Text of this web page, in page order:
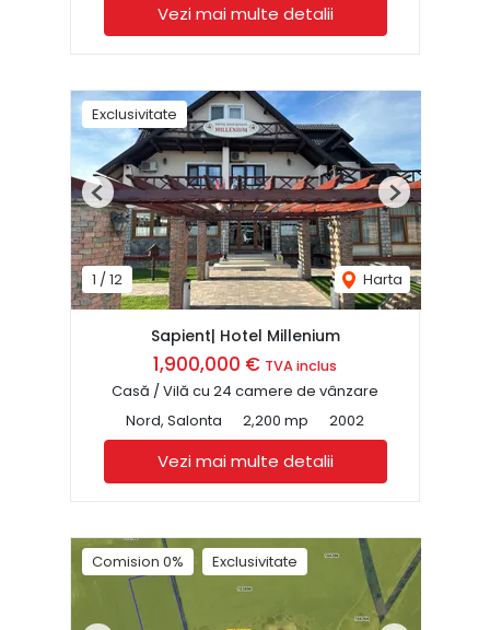
Vezi mai multe detalii
Exclusivitate
1 / 12 Harta
Previous Next
Sapient| Hotel Millenium
1,900,000 € TVA inclus
Casă / Vilă cu 24 camere de vânzare
Nord, Salonta
2,200 mp 2002
Vezi mai multe detalii
Comision 0% Exclusivitate